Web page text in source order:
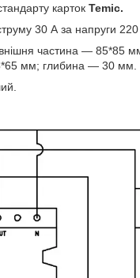
карток Temic.
30 А за напруги 220
частина — 85*85
мм; глибина — 30 мм.